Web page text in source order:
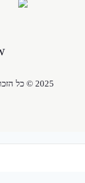
2025 © כל